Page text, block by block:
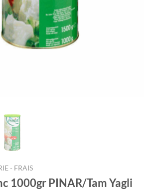
- FRAIS
1000gr PINAR/Tam Yagli